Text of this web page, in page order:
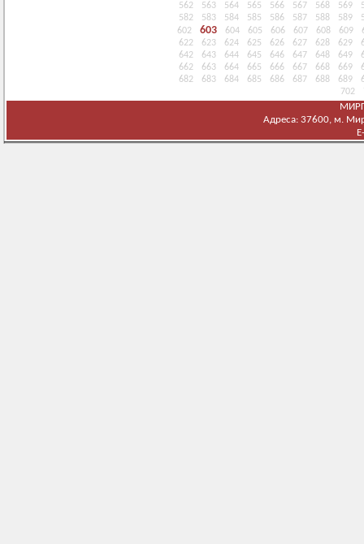
562
563 564 565 566 567 568 569
582
583 584 585 586 587 588 589
602
603 604 605 606 607 608 609
622
623 624 625 626 627 628 629
642
643 644 645 646 647 648 649
662
663 664 665 666 667 668 669
682
683 684 685 686 687 688 689
702
Адреса: 37600, м.